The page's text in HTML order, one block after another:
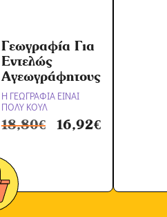
Γεωγραφία Για
Εντελώς
Αγεωγράφητους
Η ΓΕΩΓΡΑΦΙΑ ΕΙΝΑΙ
ΠΟΛΥ ΚΟΥΛ
18,80€ 16,92€